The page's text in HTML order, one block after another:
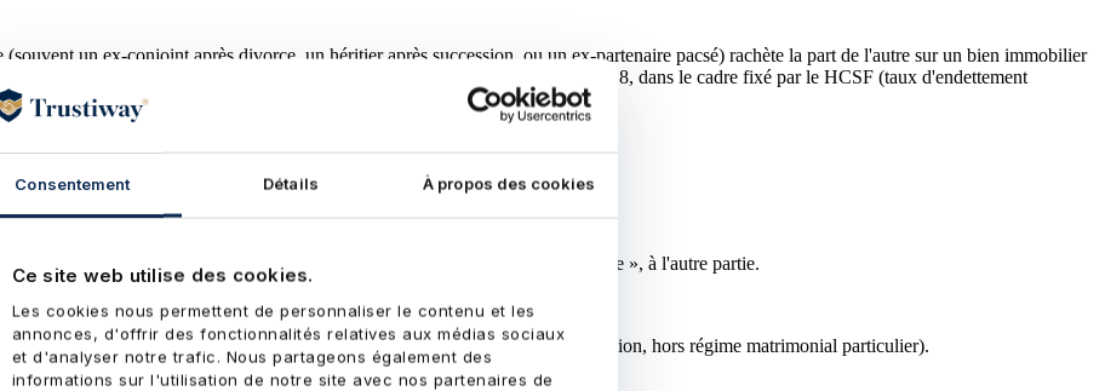
Consentement Détails À propos des cookies
Ce site web utilise des cookies.
Les cookies nous permettent de personnaliser le contenu et les
annonces, d'offrir des fonctionnalités relatives aux médias sociaux
et d'analyser notre trafic. Nous partageons également des
informations sur l'utilisation de notre site avec nos partenaires de
un ex-conjoint après divorce, un héritier après succession, ou un ex-partenaire pacsé) rachète la part de l'autre sur un bien immobilier
n° 23000854, finance ces opérations via ses banques partenaires depuis 2018, dans le cadre fixé par le HCSF (taux d'endettement
d'un bien détenu en commun, contre versement d'une somme, la « soulte », à l'autre partie.
dû du crédit en cours, et quote-part de chacun (50/50 par défaut en indivision, hors régime matrimonial particulier).